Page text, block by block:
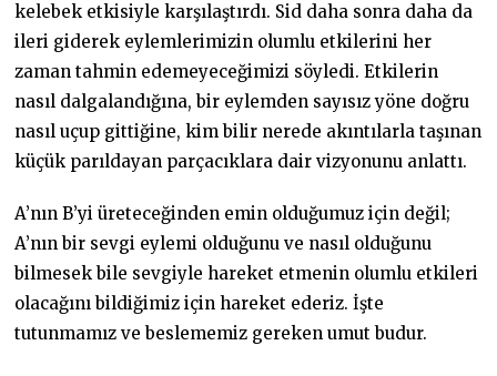
kelebek etkisiyle karşılaştırdı. Sid daha sonra daha da
ileri giderek eylemlerimizin olumlu etkilerini her
zaman tahmin edemeyeceğimizi söyledi. Etkilerin
nasıl dalgalandığına, bir eylemden sayısız yöne doğru
nasıl uçup gittiğine, kim bilir nerede akıntılarla taşınan
küçük parıldayan parçacıklara dair vizyonunu anlattı.
A’nın B’yi üreteceğinden emin olduğumuz için değil;
A’nın bir sevgi eylemi olduğunu ve nasıl olduğunu
bilmesek bile sevgiyle hareket etmenin olumlu etkileri
olacağını bildiğimiz için hareket ederiz. İşte
tutunmamız ve beslememiz gereken umut budur.